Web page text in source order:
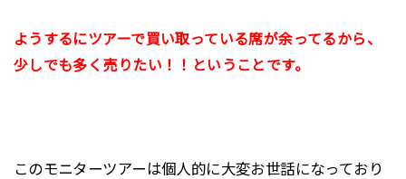
ようするにツアーで買い取っている席が余ってるから、
少しでも多く売りたい！！ということです。
このモニターツアーは個人的に大変お世話になっており